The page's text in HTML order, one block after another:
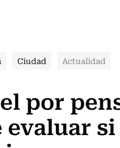
Ciudad Actualidad
por
evaluar